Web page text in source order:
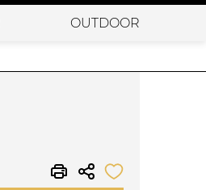
OUTDOOR